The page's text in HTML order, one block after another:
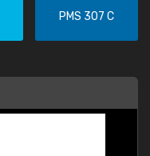
PMS 307 C